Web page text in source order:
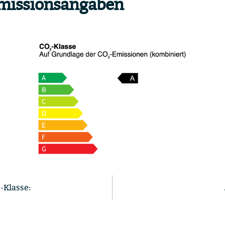
Klasse: